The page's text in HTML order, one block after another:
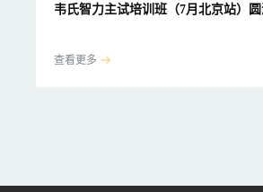
韦氏智力主试培训班（7月北京站）
查看更多